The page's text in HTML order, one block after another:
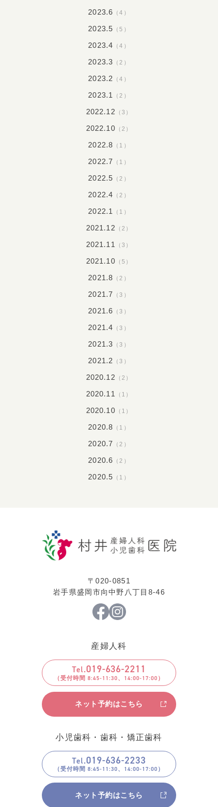
2023.6 （4）
2023.5 （5）
2023.4 （4）
2023.3 （2）
2023.2 （4）
2023.1 （2）
2022.12 （3）
2022.10 （2）
2022.8 （1）
2022.7 （1）
2022.5 （2）
2022.4 （2）
2022.1 （1）
2021.12 （2）
2021.11 （3）
2021.10 （5）
2021.8 （2）
2021.7 （3）
2021.6 （3）
2021.4 （3）
2021.3 （3）
2021.2 （3）
2020.12 （2）
2020.11 （1）
2020.10 （1）
2020.8 （1）
2020.7 （2）
2020.6 （2）
2020.5 （1）
〒020-0851
岩手県盛岡市向中野八丁目8-46
産婦人科
Tel.019-636-2211
ネット予約はこちら
小児歯科・歯科・矯正歯科
Tel.019-636-2233
ネット予約はこちら